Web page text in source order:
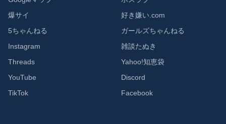
爆サイ
5ちゃんねる
Instagram
Threads
YouTube
TikTok
好き嫌い.com
ガールズちゃんねる
雑談たぬき
Yahoo!知恵袋
Discord
Facebook